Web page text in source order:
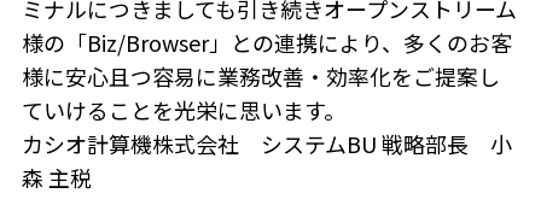
ミナルにつきましても引き続きオープンストリーム
様の「Biz/Browser」との連携により、多くのお客
様に安心且つ容易に業務改善・効率化をご提案し
ていけることを光栄に思います。
カシオ計算機株式会社 システムBU 戦略部長 小
森 主税